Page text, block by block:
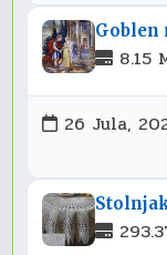
Goblen
8.15
26 Jula,